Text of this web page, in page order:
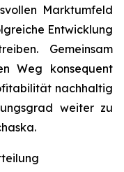
Marktumfeld
Entwicklung
Gemeinsam
Weg konsequent
nachhaltig
weiter zu